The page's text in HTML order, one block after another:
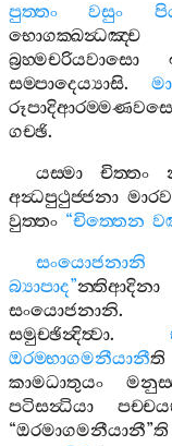
පුත‍්තං
වසුං
භොගක‍්ඛන්‍ධඤ‍්ච
බ්‍රහ‍්මචරියවාසො
සම‍්පාදෙය්‍යාසි. මා
ගච‍්ඡි.
යස‍්මා
චිත‍්තං
අන්‍ධපුථුජ‍්ජනා
වුත‍්තං “චිත‍්තෙන
සංයොජනානි
බ්‍යාපාද”න‍්තිආදිනා
සංයොජනානි.
සමුච‍්ඡින්‍දිත්‍වා.
ඔරම‍්භාගමනීයානීති
කාමධාතුයං
පටිසන්‍ධියා
“ඔරමාගමනීයානී”ති